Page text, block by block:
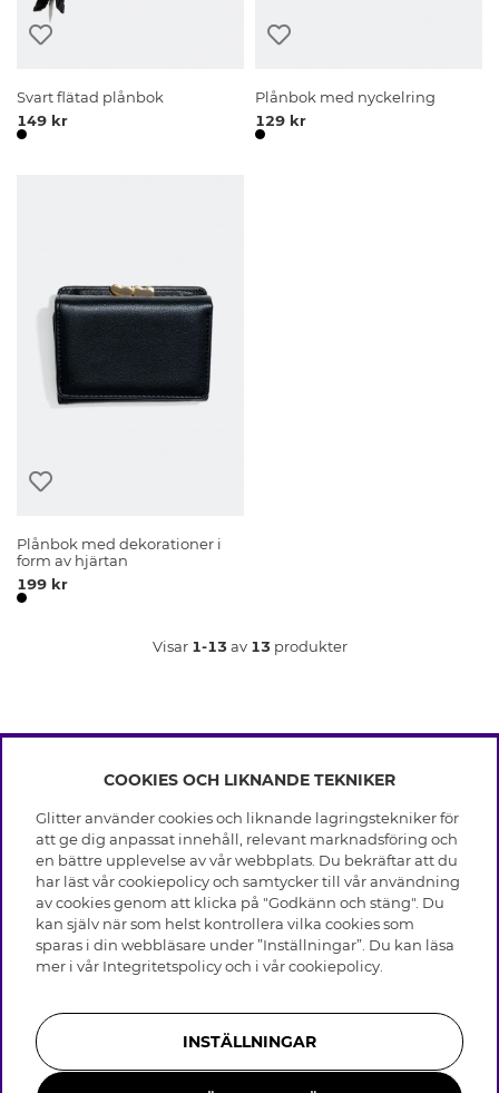
Svart flätad plånbok
149 kr
Plånbok med nyckelring
129 kr
Plånbok med dekorationer i
form av hjärtan
199 kr
Visar 1-13av 13produkter
INFO
Leverans
Villkor
Integritetspolicy
Cookies
Medlemsvillkor
Jobba hos Glitter
Återkallelse
OM GLITTER
Black Friday
Våra butiker
Varumärken
Företagshistoria
Visselblåsning
Press & Samarbeten
HJÄLP
Vanliga frågor
Kundservice
Skötselråd skinnhandskar
Storleksguide för ringar
Bli medlem
COOKIES OCH LIKNANDE TEKNIKER
Glitter använder cookies och liknande lagringstekniker för
att ge dig anpassat innehåll, relevant marknadsföring och
en bättre upplevelse av vår webbplats. Du bekräftar att du
har läst vår cookiepolicy och samtycker till vår användning
av cookies genom att klicka på "Godkänn och stäng". Du
kan själv när som helst kontrollera vilka cookies som
sparas i din webbläsare under ”Inställningar”. Du kan läsa
mer i vår Integritetspolicyoch i vårcookiepolicy
INSTÄLLNINGAR